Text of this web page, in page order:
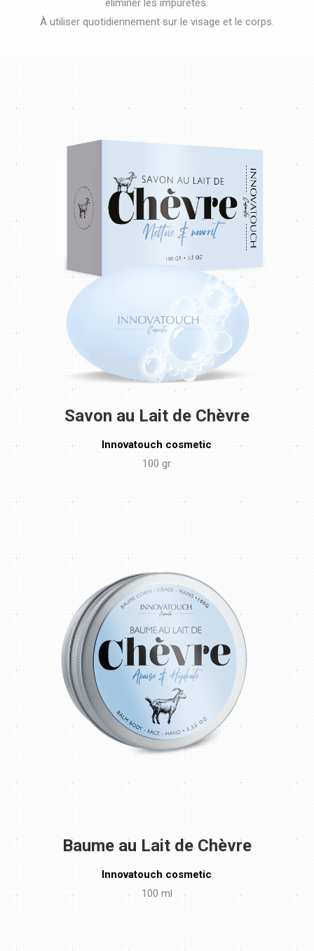
éliminer les impuretés.
À utiliser quotidiennement sur le visage et le corps.
Savon au Lait de Chèvre
Innovatouch cosmetic
100 gr
Baume au Lait de Chèvre
Innovatouch cosmetic
100 ml